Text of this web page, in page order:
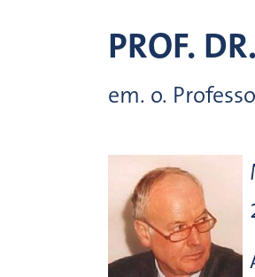
PROF. DR.
em. o.